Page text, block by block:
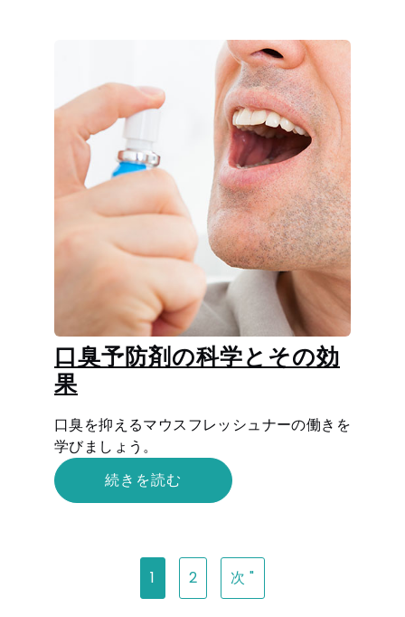
口臭予防剤の科学とその効
果
口臭を抑えるマウスフレッシュナーの働きを
学びましょう。
続きを読む
1 2 次 "